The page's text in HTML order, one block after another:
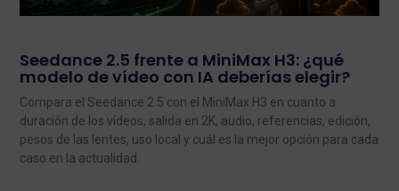
Seedance 2.5 frente a MiniMax H3: ¿qué
modelo de vídeo con IA deberías elegir?
Compara el Seedance 2.5 con el MiniMax H3 en cuanto a
duración de los vídeos, salida en 2K, audio, referencias, edición,
pesos de las lentes, uso local y cuál es la mejor opción para cada
caso en la actualidad.